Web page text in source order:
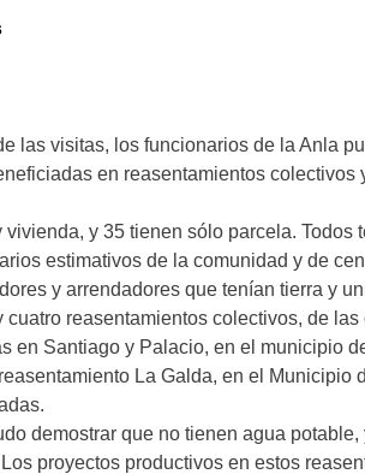
las visitas, los funcionarios de la Anla
en reasentamientos colectivos
y 35 tienen sólo parcela. Todos
estimativos de la comunidad y de
y arrendadores que tenían tierra y
reasentamientos colectivos, de
en Santiago y Palacio, en el municipio
La Galda, en el Municipio
demostrar que no tienen agua
proyectos productivos en estos